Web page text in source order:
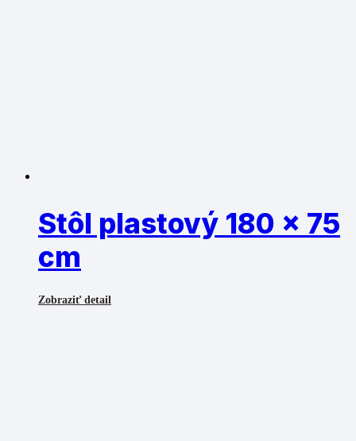
Stôl plastový 180 x 75
cm
Zobraziť detail